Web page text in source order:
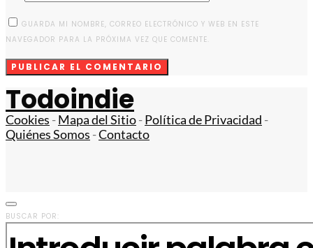
GUARDA MI NOMBRE, CORREO ELECTRÓNICO Y WEB EN ESTE
NAVEGADOR PARA LA PRÓXIMA VEZ QUE COMENTE.
Todoindie
Cookies -Mapa del Sitio-Política de Privacidad -
Quiénes Somos -Contacto
BUSCAR POR: